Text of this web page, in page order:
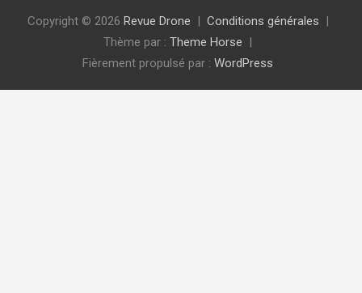
Copyright © 2026 Revue Drone
Conditions générales
Thème par : Theme Horse
Fièrement propulsé par : WordPress